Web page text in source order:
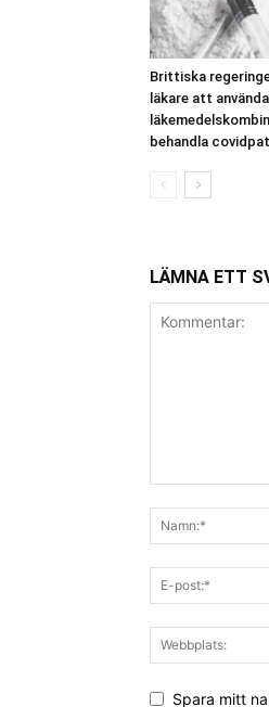
Brittiska
läkare att
behandla
LÄMNA ETT
Spara mitt